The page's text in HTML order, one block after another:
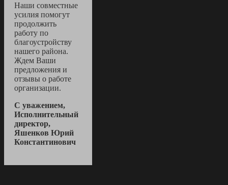
Наши совместные
усилия помогут
продолжить
работу по
благоустройству
нашего района.
Ждем Ваши
предложения и
отзывы о работе
организации.
С уважением,
Исполнительный
директор,
Яшенков Юрий
Константинович